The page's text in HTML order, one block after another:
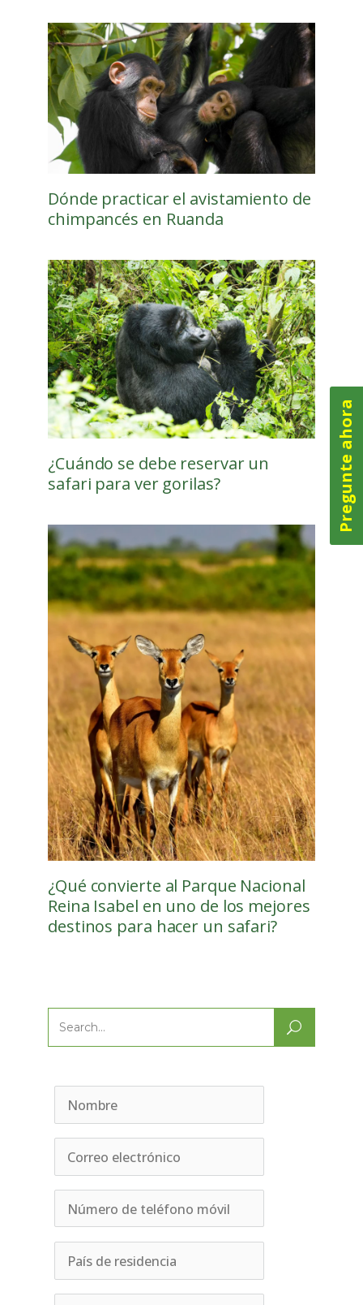
Dónde practicar el avistamiento de
chimpancés en Ruanda
¿Cuándo se debe reservar un
safari para ver gorilas?
¿Qué convierte al Parque Nacional
Reina Isabel en uno de los mejores
destinos para hacer un safari?
Search
Pregunte ahora